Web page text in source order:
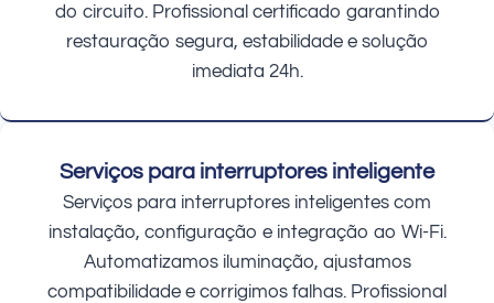
do circuito. Profissional certificado garantindo
restauração segura, estabilidade e solução
imediata 24h.
Serviços para interruptores inteligente
Serviços para interruptores inteligentes com
instalação, configuração e integração ao Wi-Fi.
Automatizamos iluminação, ajustamos
compatibilidade e corrigimos falhas. Profissional